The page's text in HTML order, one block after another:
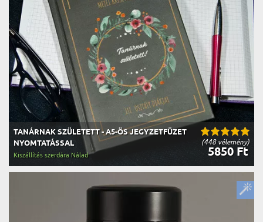
(448 vélemény)
TANÁRNAK SZÜLETETT - A5-ÖS JEGYZETFÜZET
NYOMTATÁSSAL
5850 Ft
Kiszállítás szerdára Nálad